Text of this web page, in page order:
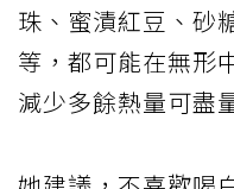
珠、蜜漬紅豆、砂
等，都可能在無形
減少多餘熱量可盡